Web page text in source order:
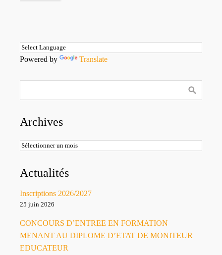
Powered by Translate
Archives
Archives
Actualités
Inscriptions 2026/2027
25 juin 2026
CONCOURS D’ENTREE EN FORMATION
MENANT AU DIPLOME D’ETAT DE MONITEUR
EDUCATEUR